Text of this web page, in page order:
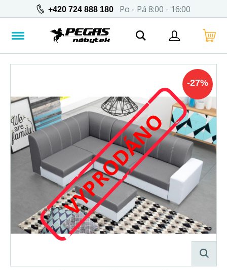
+420 724 888 180 Po - Pá 8:00 - 16:00
VYPRODÁNO
-27%